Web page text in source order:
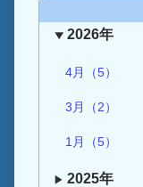
2026年
4月（5）
3月（2）
1月（5）
2025年